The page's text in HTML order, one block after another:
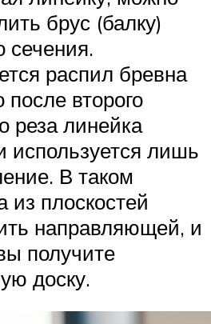
брус (балку)
сечения.
распил бревна
после второго
реза линейка
используется лишь
В таком
из плоскостей
направляющей, и
получите
доску.